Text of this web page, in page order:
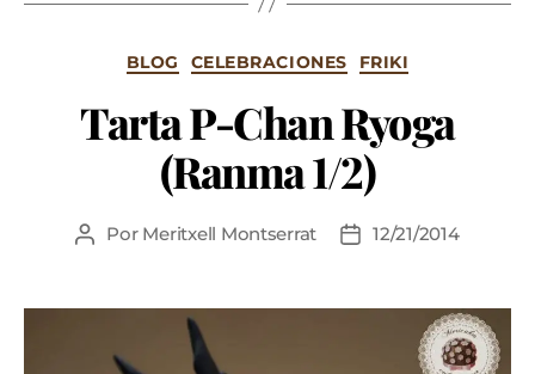
BLOG CELEBRACIONES FRIKI
Tarta P-Chan Ryoga
(Ranma 1/2)
Por Meritxell Montserrat 12/21/2014